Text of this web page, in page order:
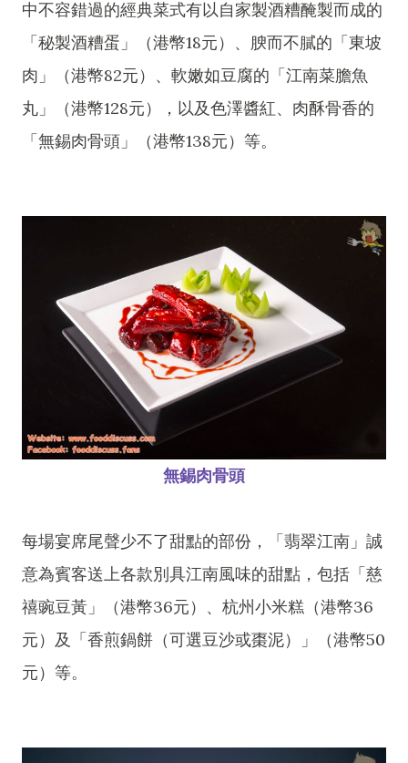
中不容錯過的經典菜式有以自家製酒糟醃製而成的
「秘製酒糟蛋」（港幣18元）、腴而不膩的「東坡
肉」（港幣82元）、軟嫩如豆腐的「江南菜膽魚
丸」（港幣128元），以及色澤醬紅、肉酥骨香的
「無錫肉骨頭」（港幣138元）等。
無錫肉骨頭
每場宴席尾聲少不了甜點的部份，「翡翠江南」誠
意為賓客送上各款別具江南風味的甜點，包括「慈
禧豌豆黃」（港幣36元）、杭州小米糕（港幣36
元）及「香煎鍋餅（可選豆沙或棗泥）」（港幣50
元）等。